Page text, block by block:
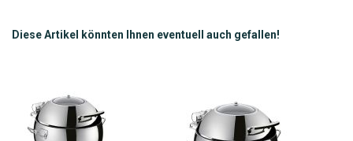
Diese Artikel könnten Ihnen eventuell auch gefallen!